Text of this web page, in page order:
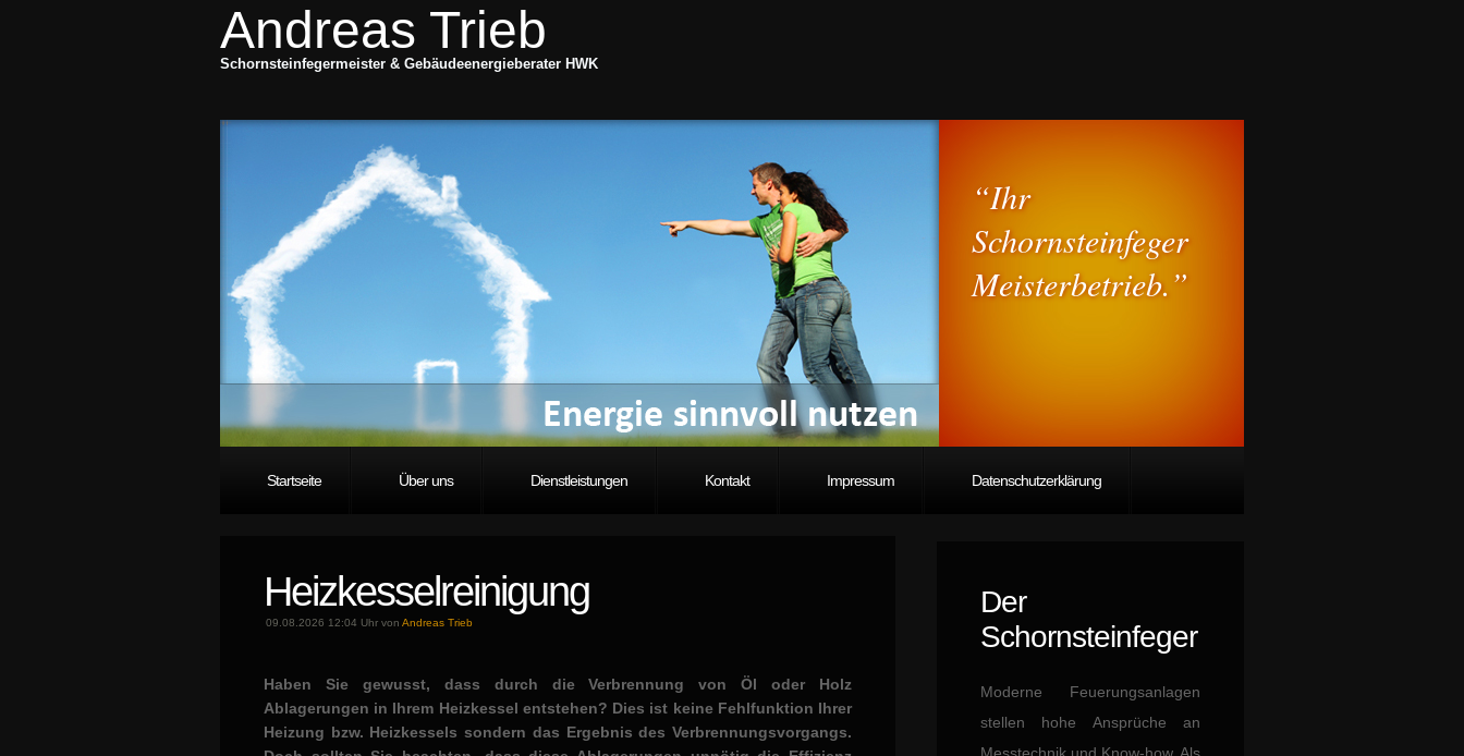
Andreas Trieb
Schornsteinfegermeister & Gebäudeenergieberater HWK
“Ihr
Schornsteinfeger
Meisterbetrieb.”
Startseite Über uns Dienstleistungen Kontakt Impressum Datenschutzerklärung
Heizkesselreinigung
09.08.2026 12:04 Uhr von Andreas Trieb
Haben Sie gewusst, dass durch die Verbrennung von Öl oder Holz
Ablagerungen in Ihrem Heizkessel entstehen? Dies ist keine Fehlfunktion Ihrer
Heizung bzw. Heizkessels sondern das Ergebnis des Verbrennungsvorgangs.
Der
Schornsteinfeger
Moderne Feuerungsanlagen
stellen hohe Ansprüche an